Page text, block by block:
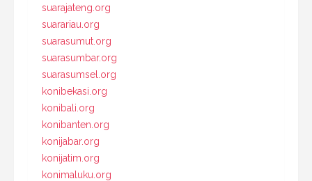
suarajateng.org
suarariau.org
suarasumut.org
suarasumbar.org
suarasumsel.org
konibekasi.org
konibali.org
konibanten.org
konijabar.org
konijatim.org
konimaluku.org